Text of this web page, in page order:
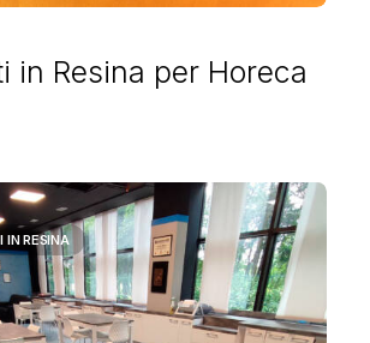
in Resina per Horeca
IN RESINA